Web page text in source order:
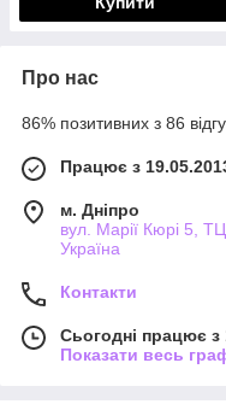
Про нас
86% позитивних з 86
Працює з
м. Дніпро
вул. Марії Кюрі 5,
Україна
Контакти
Сьогодні працює з
Показати весь